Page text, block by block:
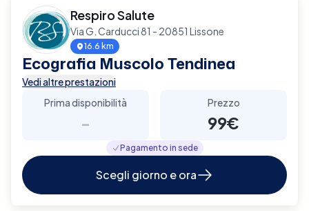
Respiro Salute
Via G. Carducci 81 - 20851 Lissone
16.6 km
Ecografia Muscolo Tendinea
Vedi altre prestazioni
Prima disponibilità
-
Prezzo
99€
Pagamento in sede
Scegli giorno e ora